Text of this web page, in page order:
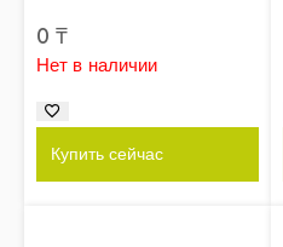
0₸
Нет в наличии
Купить сейчас